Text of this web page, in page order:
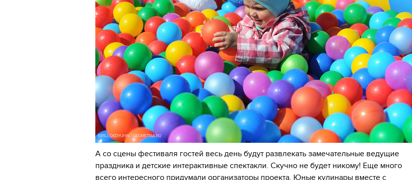
А со сцены фестиваля гостей весь день будут развлекать замечательные ведущие
праздника и детские интерактивные спектакли. Скучно не будет никому! Еще много
всего интересного придумали организаторы проекта. Юные кулинары вместе с